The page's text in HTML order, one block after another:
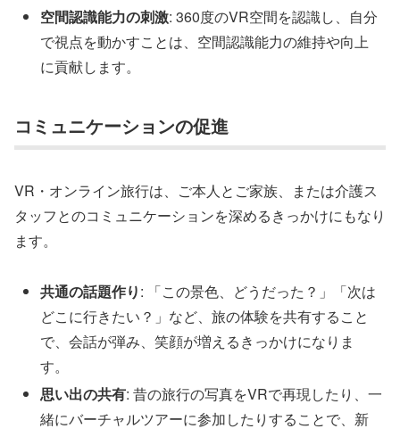
空間認識能力の刺激: 360度のVR空間を認識し、自分
で視点を動かすことは、空間認識能力の維持や向上
に貢献します。
コミュニケーションの促進
VR・オンライン旅行は、ご本人とご家族、または介護ス
タッフとのコミュニケーションを深めるきっかけにもなり
ます。
共通の話題作り: 「この景色、どうだった？」「次は
どこに行きたい？」など、旅の体験を共有すること
で、会話が弾み、笑顔が増えるきっかけになりま
す。
思い出の共有: 昔の旅行の写真をVRで再現したり、一
緒にバーチャルツアーに参加したりすることで、新